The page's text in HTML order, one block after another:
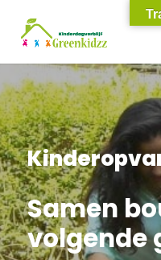
Samen
volgende